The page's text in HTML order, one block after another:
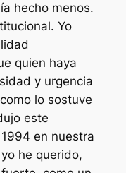
hecho menos.
Yo
quien haya
y urgencia
lo sostuve
este
en nuestra
he querido,